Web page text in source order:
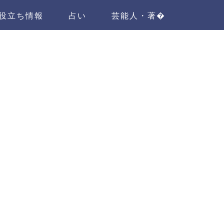
立ち情報 占い 芸能人・著�